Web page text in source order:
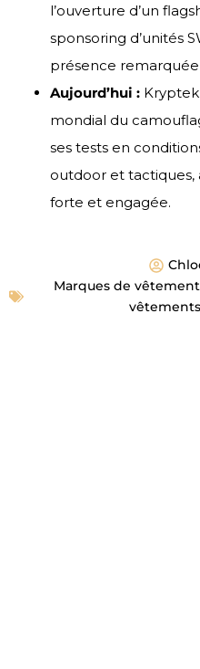
l’ouverture d’un
sponsoring d’unités
présence remarquée
Aujourd’hui :
mondial du
ses tests en
outdoor et tactiques,
forte et engagée.
Marques de